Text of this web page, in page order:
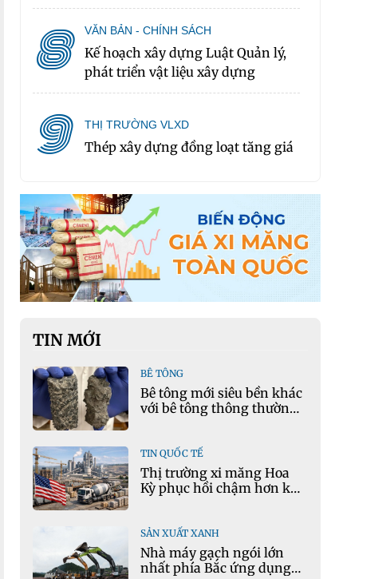
8 VĂN BẢN - CHÍNH SÁCH
Kế hoạch xây dựng Luật Quản lý,
phát triển vật liệu xây dựng
9 THỊ TRƯỜNG VLXD
Thép xây dựng đồng loạt tăng giá
TIN MỚI
BÊ TÔNG
Bê tông mới siêu bền khác
với bê tông thông thường
TIN QUỐC TẾ
Thị trường xi măng Hoa
Kỳ phục hồi chậm hơn kỳ
SẢN XUẤT XANH
Nhà máy gạch ngói lớn
nhất phía Bắc ứng dụng